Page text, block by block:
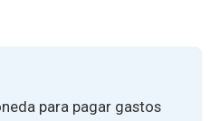
para pagar gastos